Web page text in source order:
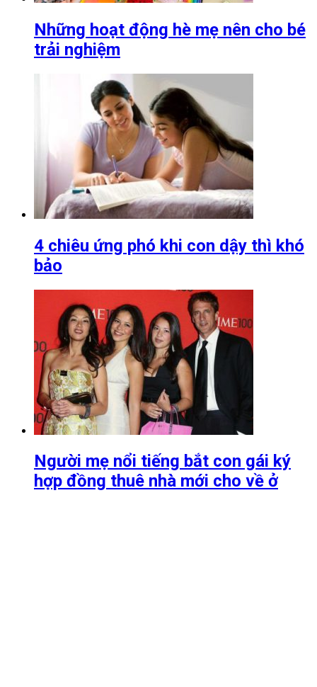
Những hoạt động hè mẹ nên cho bé
trải nghiệm
4 chiêu ứng phó khi con dậy thì khó
bảo
Người mẹ nổi tiếng bắt con gái ký
hợp đồng thuê nhà mới cho về ở